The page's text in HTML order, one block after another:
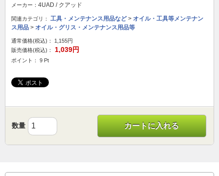
メーカー： 4UAD / クアッド
関連カテゴリ： 工具・メンテナンス用品など> オイル・工具等メンテナン
ス用品 > オイル・グリス・メンテナンス用品等
通常価格(税込)：
1,155円
販売価格(税込)：
1,039円
ポイント： 9 Pt
数量 カートに入れる